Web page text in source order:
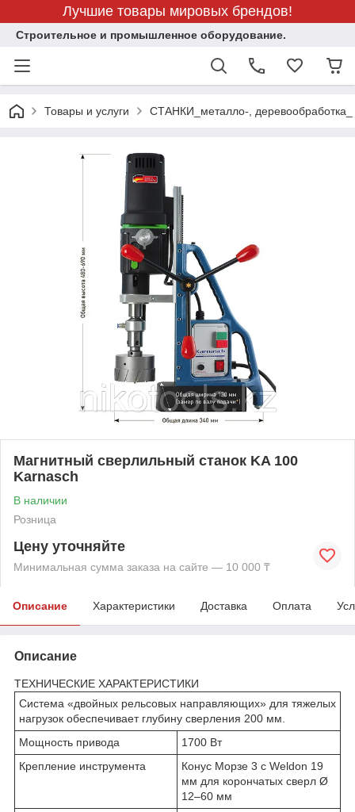
Лучшие товары мировых брендов!
Строительное и промышленное оборудование.
Товары и услуги СТАНКИ_металло-, деревообработка_
Магнитный сверлильный станок KA 100
Karnasch
В наличии
Розница
Цену уточняйте
Минимальная сумма заказа на сайте — 10 000 ₸
Описание Характеристики Доставка Оплата
Описание
ТЕХНИЧЕСКИЕ ХАРАКТЕРИСТИКИ
Система «двойных рельсовых направляющих» для тяжелых
нагрузок обеспечивает глубину сверления 200 мм.
Мощность привода
1700 Вт
Крепление инструмента
Конус Морзе 3 с Weldon 19
мм для корончатых сверл Ø
12–60 мм